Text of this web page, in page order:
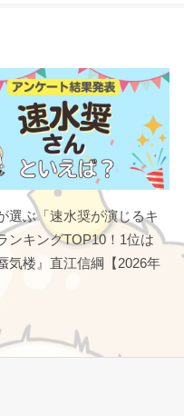
選ぶ「速水奨が演じるキ
ンキングTOP10！1位は
気楼』直江信綱【2026年